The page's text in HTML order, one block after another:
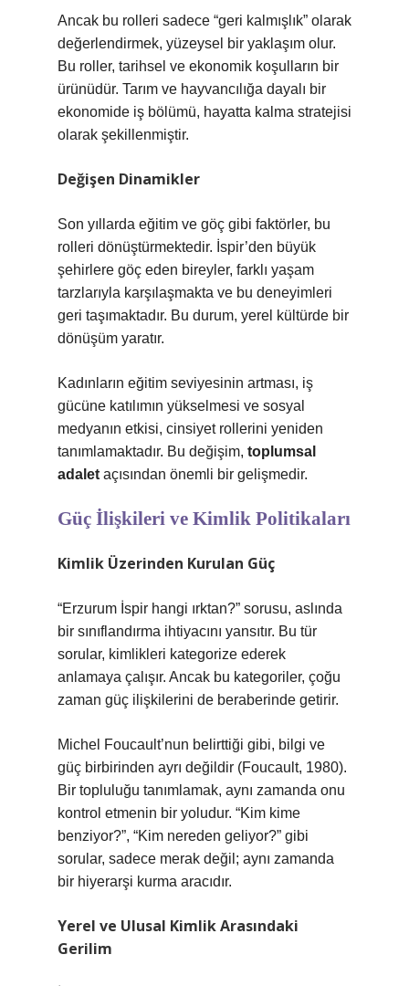
Ancak bu rolleri sadece “geri kalmışlık” olarak
değerlendirmek, yüzeysel bir yaklaşım olur.
Bu roller, tarihsel ve ekonomik koşulların bir
ürünüdür. Tarım ve hayvancılığa dayalı bir
ekonomide iş bölümü, hayatta kalma stratejisi
olarak şekillenmiştir.
Değişen Dinamikler
Son yıllarda eğitim ve göç gibi faktörler, bu
rolleri dönüştürmektedir. İspir’den büyük
şehirlere göç eden bireyler, farklı yaşam
tarzlarıyla karşılaşmakta ve bu deneyimleri
geri taşımaktadır. Bu durum, yerel kültürde bir
dönüşüm yaratır.
Kadınların eğitim seviyesinin artması, iş
gücüne katılımın yükselmesi ve sosyal
medyanın etkisi, cinsiyet rollerini yeniden
tanımlamaktadır. Bu değişim, toplumsal
adalet açısından önemli bir gelişmedir.
Güç İlişkileri ve Kimlik Politikaları
Kimlik Üzerinden Kurulan Güç
“Erzurum İspir hangi ırktan?” sorusu, aslında
bir sınıflandırma ihtiyacını yansıtır. Bu tür
sorular, kimlikleri kategorize ederek
anlamaya çalışır. Ancak bu kategoriler, çoğu
zaman güç ilişkilerini de beraberinde getirir.
Michel Foucault’nun belirttiği gibi, bilgi ve
güç birbirinden ayrı değildir (Foucault, 1980).
Bir topluluğu tanımlamak, aynı zamanda onu
kontrol etmenin bir yoludur. “Kim kime
benziyor?”, “Kim nereden geliyor?” gibi
sorular, sadece merak değil; aynı zamanda
bir hiyerarşi kurma aracıdır.
Yerel ve Ulusal Kimlik Arasındaki
Gerilim